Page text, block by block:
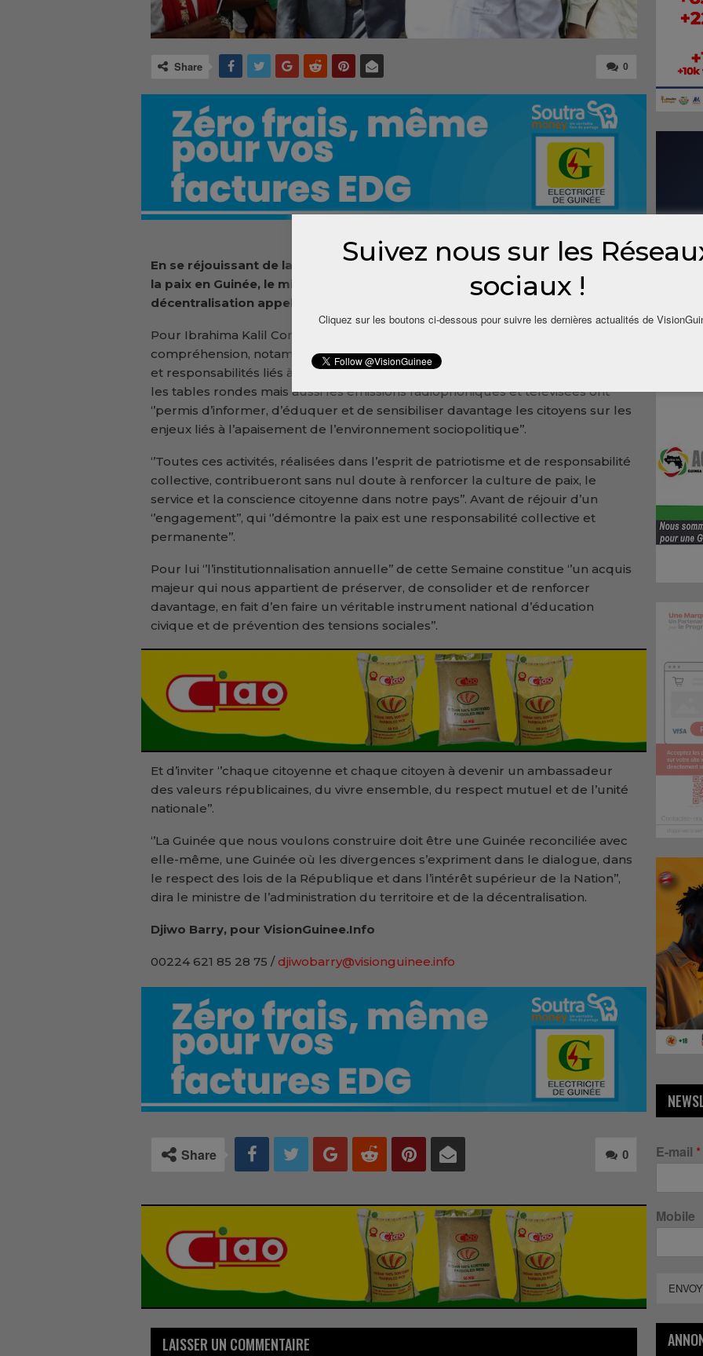
0
Share
En se réjouissant de la tenue de la Semaine nationale de la citoyenneté et de
la paix en Guinée, le ministre de l’administration du territoire et de la
décentralisation appelle les divergences à s’exprimer autour du dialogue.
Pour Ibrahima Kalil Condé, les conférences-débats ont favorisé ‘’une meilleure
compréhension, notamment sur les élèves et les étudiants, des droits, devoirs
et responsabilités liés à l’exercice de la citoyenneté dans un état de droit’’. Et
les tables rondes mais aussi les émissions radiophoniques et télévisées ont
‘’permis d’informer, d’éduquer et de sensibiliser davantage les citoyens sur les
enjeux liés à l’apaisement de l’environnement sociopolitique’’.
‘’Toutes ces activités, réalisées dans l’esprit de patriotisme et de responsabilité
collective, contribueront sans nul doute à renforcer la culture de paix, le
service et la conscience citoyenne dans notre pays’’. Avant de réjouir d’un
‘’engagement’’, qui ‘’démontre la paix est une responsabilité collective et
permanente’’.
Pour lui ‘’l’institutionnalisation annuelle’’ de cette Semaine constitue ‘’un acquis
majeur qui nous appartient de préserver, de consolider et de renforcer
davantage, en fait d’en faire un véritable instrument national d’éducation
civique et de prévention des tensions sociales’’.
Et d’inviter ‘’chaque citoyenne et chaque citoyen à devenir un ambassadeur
des valeurs républicaines, du vivre ensemble, du respect mutuel et de l’unité
nationale’’.
‘’La Guinée que nous voulons construire doit être une Guinée reconciliée avec
elle-même, une Guinée où les divergences s’expriment dans le dialogue, dans
le respect des lois de la République et dans l’intérêt supérieur de la Nation’’,
dira le ministre de l’administration du territoire et de la décentralisation.
Djiwo Barry, pour VisionGuinee.Info
00224 621 85 28 75 /djiwobarry@visionguinee.info
0
Share
LAISSER UN COMMENTAIRE
E-mail *
Mobile
Suivez nous sur les
sociaux !
Cliquez sur les boutons ci-dessous pour suivre les dernières actualités de